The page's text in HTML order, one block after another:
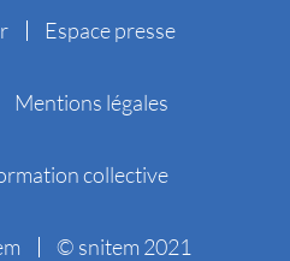
Espace presse
Mentions légales
collective
© snitem 2021